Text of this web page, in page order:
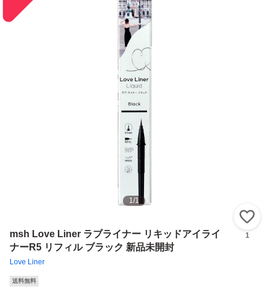
1/1
msh Love Liner ラブライナー リキッドアイライ
ナーR5 リフィル ブラック 新品未開封
Love Liner
1
送料無料